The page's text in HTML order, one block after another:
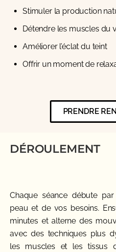
Stimuler la production
Détendre les muscles du
Améliorer l’éclat du teint
Offrir un moment de
PRENDRE
DÉROULEMENT
Chaque séance débute
peau et de vos besoins.
minutes et alterne des
avec des techniques plus
les muscles et les tissus